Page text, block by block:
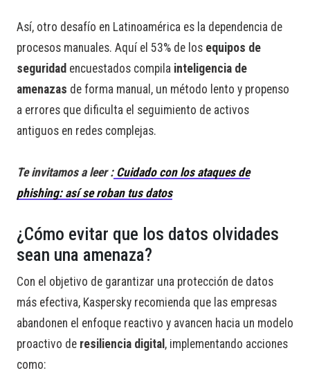
Así, otro desafío en Latinoamérica es la dependencia de
procesos manuales. Aquí el 53% de los equipos de
seguridad encuestados compila inteligencia de
amenazas de forma manual, un método lento y propenso
a errores que dificulta el seguimiento de activos
antiguos en redes complejas.
Te invitamos a leer :Cuidado con los ataques de
phishing: así se roban tus datos
¿Cómo evitar que los datos olvidades
sean una amenaza?
Con el objetivo de garantizar una protección de datos
más efectiva, Kaspersky recomienda que las empresas
abandonen el enfoque reactivo y avancen hacia un modelo
proactivo de resiliencia digital , implementando acciones
como: